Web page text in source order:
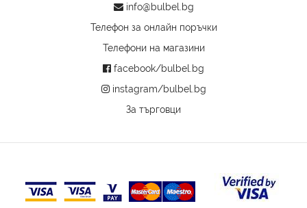
info@bulbel.bg
Телефон за онлайн поръчки
Телефони на магазини
facebook/bulbel.bg
instagram/bulbel.bg
За търговци